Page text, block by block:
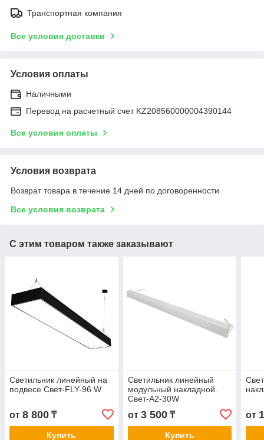
Транспортная компания
Все условия доставки
Условия оплаты
Наличными
Перевод на расчетный счет KZ208560000004390144
Все условия оплаты
Условия возврата
Возврат товара в течение 14 дней по договоренности
Все условия возврата
С этим товаром также заказывают
Светильник линейный на
подвесе Свет-FLY-96 W
от 8 800 ₸
Купить
Светильник линейный
модульный накладной.
Свет-А2-30W
от 3 500₸
Купить
от